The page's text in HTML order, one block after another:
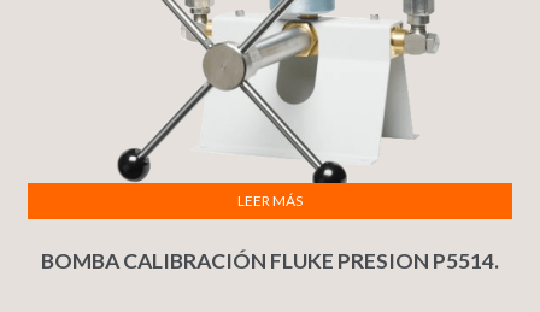
BOMBA CALIBRACIÓN FLUKE PRESION P5514.
LEER MÁS